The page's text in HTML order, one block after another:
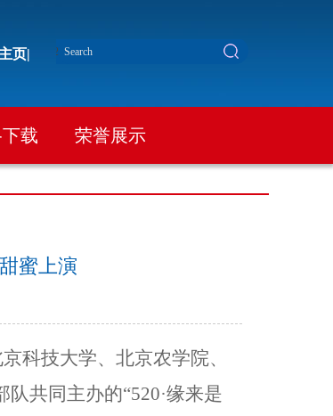
页|
载 荣誉展示
蜜上演
科技大学、北京农学院、
队共同主办的“520·缘来是